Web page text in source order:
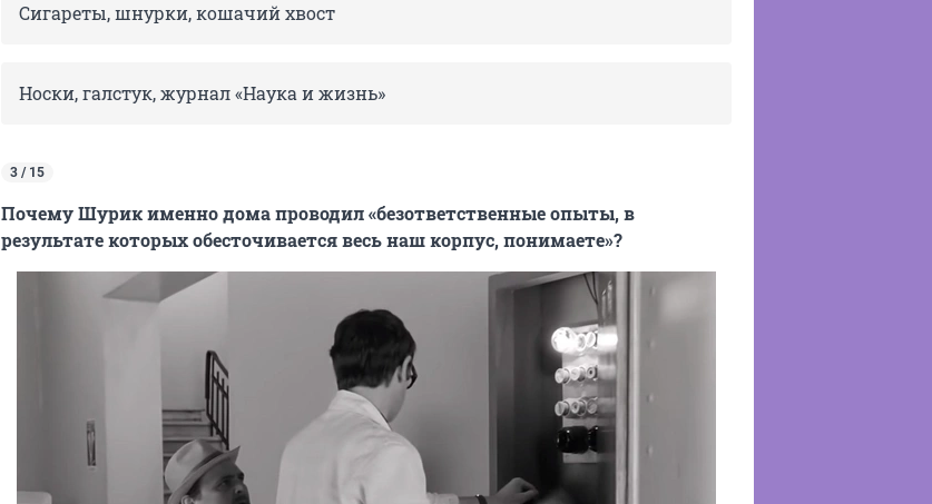
Сигареты, шнурки, кошачий хвост
Носки, галстук, журнал «Наука и жизнь»
3 / 15
Почему Шурик именно дома проводил «безответственные опыты, в
результате которых обесточивается весь наш корпус, понимаете»?